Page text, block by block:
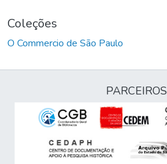
Coleções
O Commercio de São Paulo
PARCEIROS